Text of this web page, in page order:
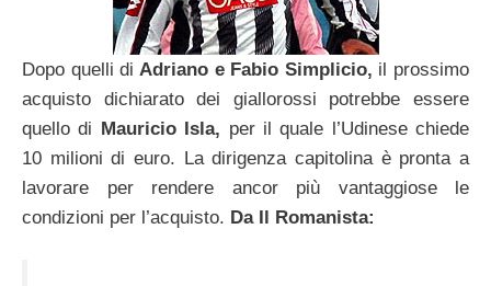
Dopo quelli di Adriano e Fabio Simplicio, il prossimo
acquisto dichiarato dei giallorossi potrebbe essere
quello di Mauricio Isla, per il quale l’Udinese chiede
10 milioni di euro. La dirigenza capitolina è pronta a
lavorare per rendere ancor più vantaggiose le
condizioni per l’acquisto. Da Il Romanista: